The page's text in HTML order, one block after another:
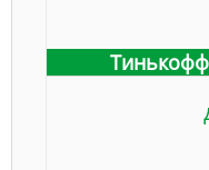
Тинькофф